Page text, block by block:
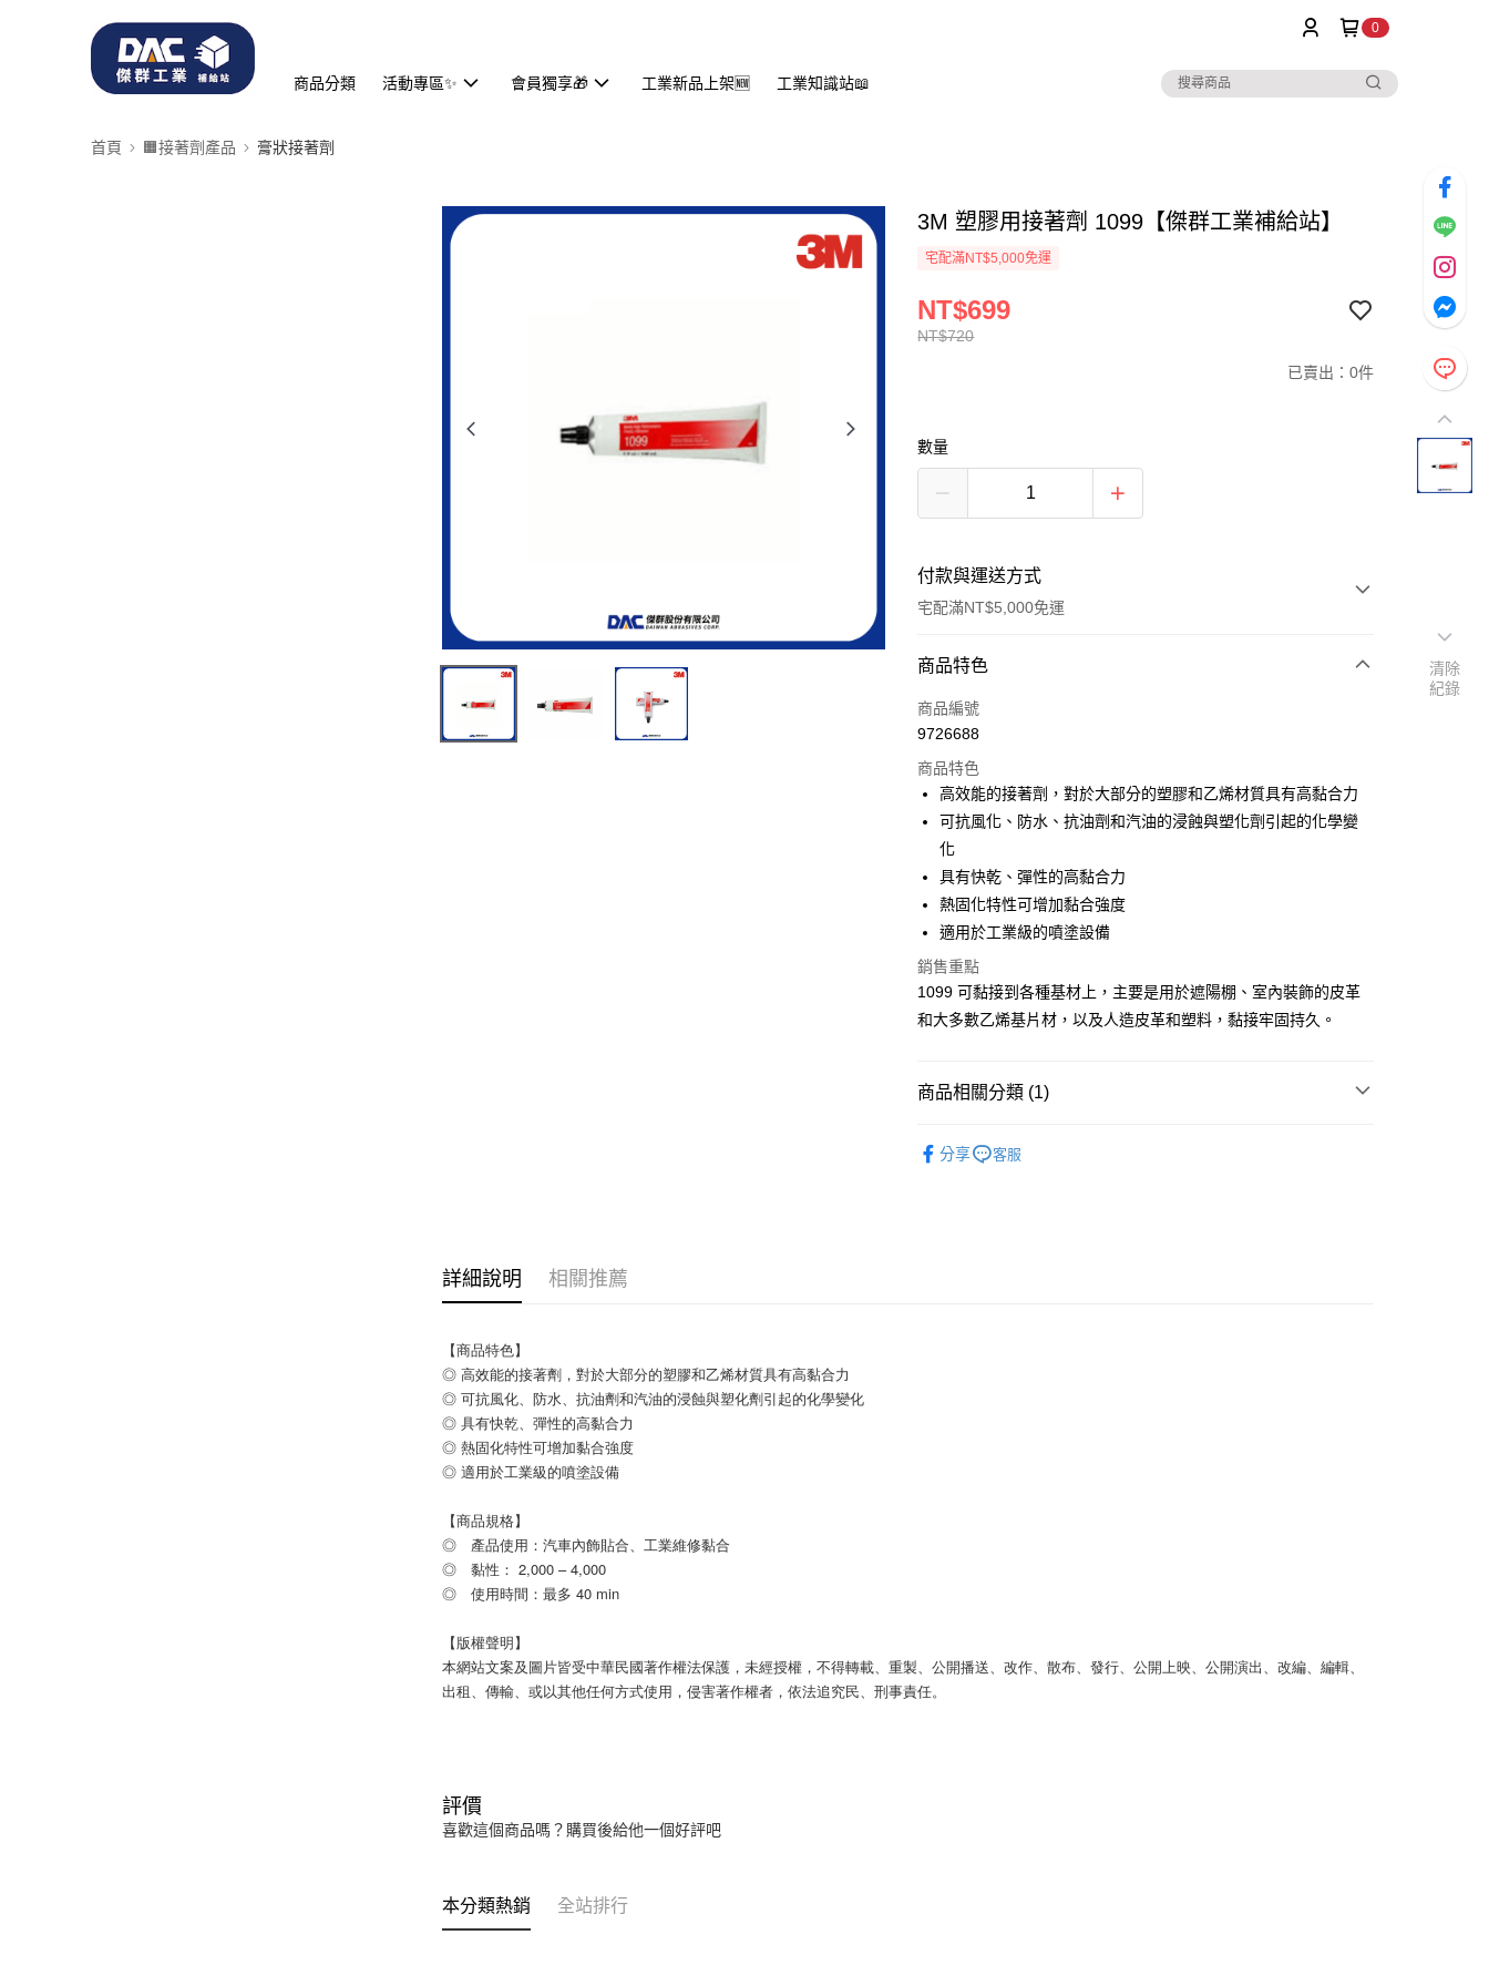
0
商品分類 活動專區✨ 會員獨享🎁 工業新品上架🆕 工業知識站📖
首頁 🟧接著劑產品 膏狀接著劑
3M 塑膠用接著劑 1099【傑群工業補給站】
宅配滿NT$5,000免運
NT$720
NT$699
已賣出：0件
數量
付款與運送方式
宅配滿NT$5,000免運
付款方式
信用卡一次付款
LINE Pay
Apple Pay
街口支付
運送方式
全家取貨付款
每筆NT$60
每筆NT$60
每筆NT$60
商品特色
商品編號
9726688
商品特色
高效能的接著劑，對於大部分的塑膠和乙烯材質具有高黏合力
可抗風化、防水、抗油劑和汽油的浸蝕與塑化劑引起的化學變
化
具有快乾、彈性的高黏合力
熱固化特性可增加黏合強度
適用於工業級的噴塗設備
銷售重點
1099 可黏接到各種基材上，主要是用於遮陽棚、室內裝飾的皮革
和大多數乙烯基片材，以及人造皮革和塑料，黏接牢固持久。
商品相關分類 (1)
分享
客服
詳細說明 相關推薦
【商品特色】
◎ 高效能的接著劑，對於大部分的塑膠和乙烯材質具有高黏合力
◎ 可抗風化、防水、抗油劑和汽油的浸蝕與塑化劑引起的化學變化
◎ 具有快乾、彈性的高黏合力
◎ 熱固化特性可增加黏合強度
◎ 適用於工業級的噴塗設備
【商品規格】
◎ 產品使用：汽車內飾貼合、工業維修黏合
◎ 黏性： 2,000 – 4,000
◎ 使用時間：最多 40 min
【版權聲明】
本網站文案及圖片皆受中華民國著作權法保護，未經授權，不得轉載、重製、公開播送、改作、散布、發行、公開上映、公開演出、改編、編輯、
出租、傳輸、或以其他任何方式使用，侵害著作權者，依法追究民、刑事責任。
評價
喜歡這個商品嗎？購買後給他一個好評吧
本分類熱銷 全站排行
清除
紀錄